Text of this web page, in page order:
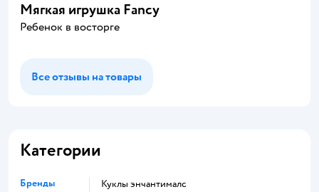
Мягкая игрушка Fancy
Ребенок в восторге
Все отзывы на товары
Категории
Бренды
Куклы энчантималс